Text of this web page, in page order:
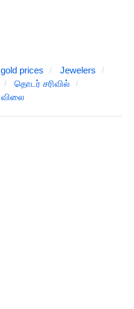
gold prices
Jewelers
தொடர் சரிவில்
விலை